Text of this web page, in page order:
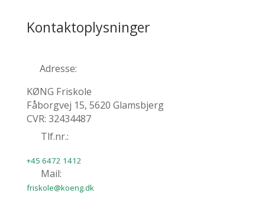
Kontaktoplysninger
Adresse:
KØNG Friskole
Fåborgvej 15, 5620 Glamsbjerg
CVR: 32434487
Tlf.nr.:
+45 6472 1412
Mail:
friskole@koeng.dk